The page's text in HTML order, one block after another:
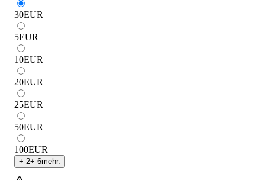
30EUR
5EUR
10EUR
20EUR
25EUR
50EUR
100EUR
+-2+-6mehr.